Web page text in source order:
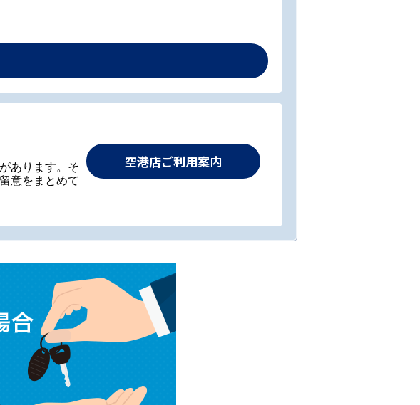
あります。そ
意をまとめて
空港店ご利用案内